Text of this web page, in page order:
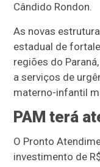
Cândido Rondon.
As novas
estadual de
regiões do
a serviços de
materno-infantil
PAM terá
O Pronto
investimento de